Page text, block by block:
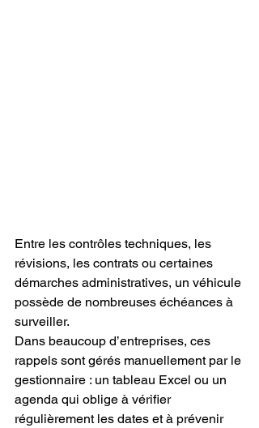
Entre les contrôles techniques, les
révisions, les contrats ou certaines
démarches administratives, un véhicule
possède de nombreuses échéances à
surveiller.
Dans beaucoup d’entreprises, ces
rappels sont gérés manuellement par le
gestionnaire : un tableau Excel ou un
agenda qui oblige à vérifier
régulièrement les dates et à prévenir